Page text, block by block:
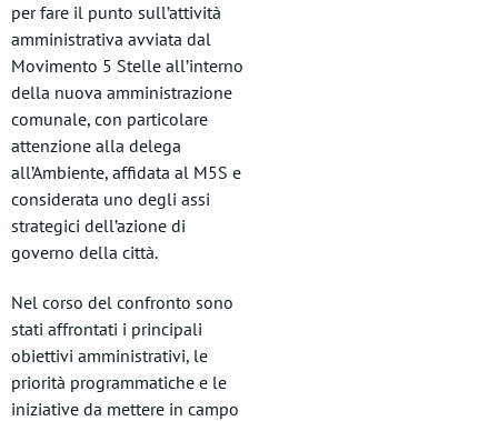
per fare il punto sull’attività
amministrativa avviata dal
Movimento 5 Stelle all’interno
della nuova amministrazione
comunale, con particolare
attenzione alla delega
all’Ambiente, affidata al M5S e
considerata uno degli assi
strategici dell’azione di
governo della città.
Nel corso del confronto sono
stati affrontati i principali
obiettivi amministrativi, le
priorità programmatiche e le
iniziative da mettere in campo